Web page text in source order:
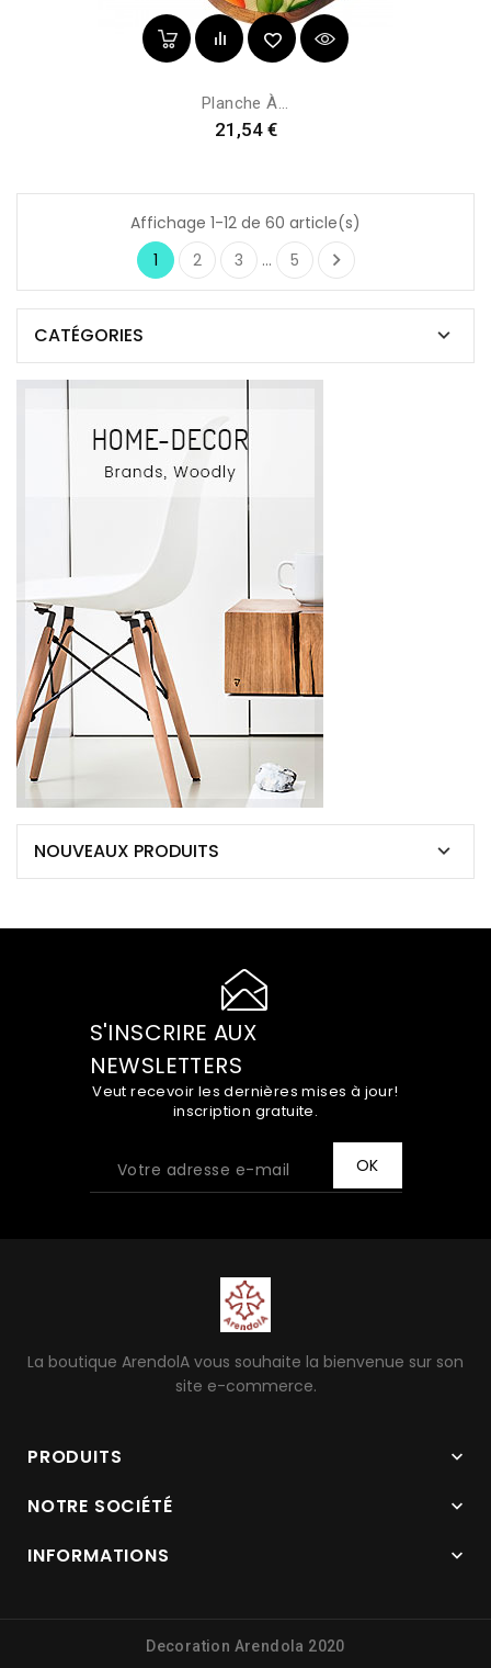
Planche À...
Prix
21,54 €
Affichage 1-12 de 60 article(s)
1
2 3 … 5 
CATÉGORIES 
NOUVEAUX PRODUITS 
S'INSCRIRE AUX
NEWSLETTERS
Veut recevoir les dernières mises à jour!
inscription gratuite.
La boutique ArendolA vous souhaite la bienvenue sur son
site e-commerce.
PRODUITS 
NOTRE SOCIÉTÉ 
INFORMATIONS 
Decoration Arendola 2020